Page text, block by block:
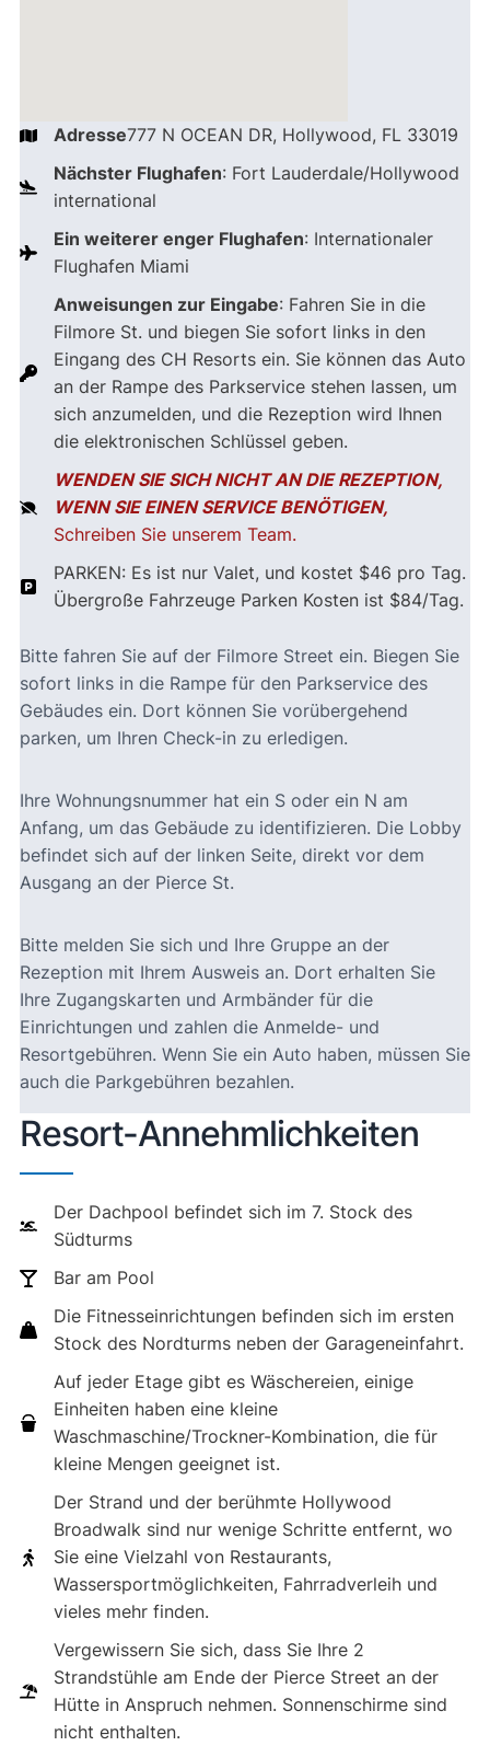
Adresse777 N OCEAN DR, Hollywood, FL 33019
Nächster Flughafen: Fort Lauderdale/Hollywood
international
Ein weiterer enger Flughafen: Internationaler
Flughafen Miami
Anweisungen zur Eingabe: Fahren Sie in die
Filmore St. und biegen Sie sofort links in den
Eingang des CH Resorts ein. Sie können das Auto
an der Rampe des Parkservice stehen lassen, um
sich anzumelden, und die Rezeption wird Ihnen
die elektronischen Schlüssel geben.
WENDEN SIE SICH NICHT AN DIE REZEPTION,
WENN SIE EINEN SERVICE BENÖTIGEN,
Schreiben Sie unserem Team.
PARKEN: Es ist nur Valet, und kostet $46 pro Tag.
Übergroße Fahrzeuge Parken Kosten ist $84/Tag.
Bitte fahren Sie auf der Filmore Street ein. Biegen Sie
sofort links in die Rampe für den Parkservice des
Gebäudes ein. Dort können Sie vorübergehend
parken, um Ihren Check-in zu erledigen.
Ihre Wohnungsnummer hat ein S oder ein N am
Anfang, um das Gebäude zu identifizieren. Die Lobby
befindet sich auf der linken Seite, direkt vor dem
Ausgang an der Pierce St.
Bitte melden Sie sich und Ihre Gruppe an der
Rezeption mit Ihrem Ausweis an. Dort erhalten Sie
Ihre Zugangskarten und Armbänder für die
Einrichtungen und zahlen die Anmelde- und
Resortgebühren. Wenn Sie ein Auto haben, müssen Sie
auch die Parkgebühren bezahlen.
Resort-Annehmlichkeiten
Der Dachpool befindet sich im 7. Stock des
Südturms
Bar am Pool
Die Fitnesseinrichtungen befinden sich im ersten
Stock des Nordturms neben der Garageneinfahrt.
Auf jeder Etage gibt es Wäschereien, einige
Einheiten haben eine kleine
Waschmaschine/Trockner-Kombination, die für
kleine Mengen geeignet ist.
Der Strand und der berühmte Hollywood
Broadwalk sind nur wenige Schritte entfernt, wo
Sie eine Vielzahl von Restaurants,
Wassersportmöglichkeiten, Fahrradverleih und
vieles mehr finden.
Vergewissern Sie sich, dass Sie Ihre 2
Strandstühle am Ende der Pierce Street an der
Hütte in Anspruch nehmen. Sonnenschirme sind
nicht enthalten.